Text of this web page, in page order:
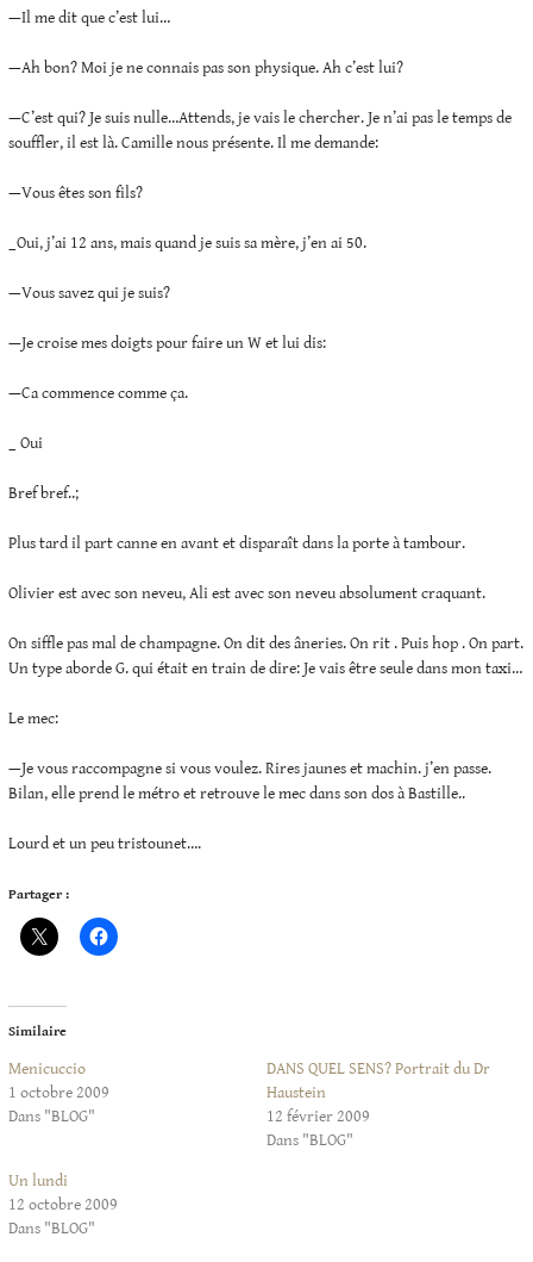
—Il me dit que c’est lui…
—Ah bon? Moi je ne connais pas son physique. Ah c’est lui?
—C’est qui? Je suis nulle…Attends, je vais le chercher. Je n’ai pas le temps de
souffler, il est là. Camille nous présente. Il me demande:
—Vous êtes son fils?
_Oui, j’ai 12 ans, mais quand je suis sa mère, j’en ai 50.
—Vous savez qui je suis?
—Je croise mes doigts pour faire un W et lui dis:
—Ca commence comme ça.
_ Oui
Bref bref..;
Plus tard il part canne en avant et disparaît dans la porte à tambour.
Olivier est avec son neveu, Ali est avec son neveu absolument craquant.
On siffle pas mal de champagne. On dit des âneries. On rit . Puis hop . On part.
Un type aborde G. qui était en train de dire: Je vais être seule dans mon taxi…
Le mec:
—Je vous raccompagne si vous voulez. Rires jaunes et machin. j’en passe.
Bilan, elle prend le métro et retrouve le mec dans son dos à Bastille..
Lourd et un peu tristounet….
Partager :
Similaire
Menicuccio
1 octobre 2009
Dans "BLOG"
DANS QUEL SENS? Portrait du Dr
Haustein
12 février 2009
Dans "BLOG"
Un lundi
12 octobre 2009
Dans "BLOG"